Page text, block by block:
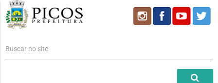
Buscar no site